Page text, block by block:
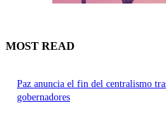
MOST READ
Paz anuncia el fin del centralismo
gobernadores